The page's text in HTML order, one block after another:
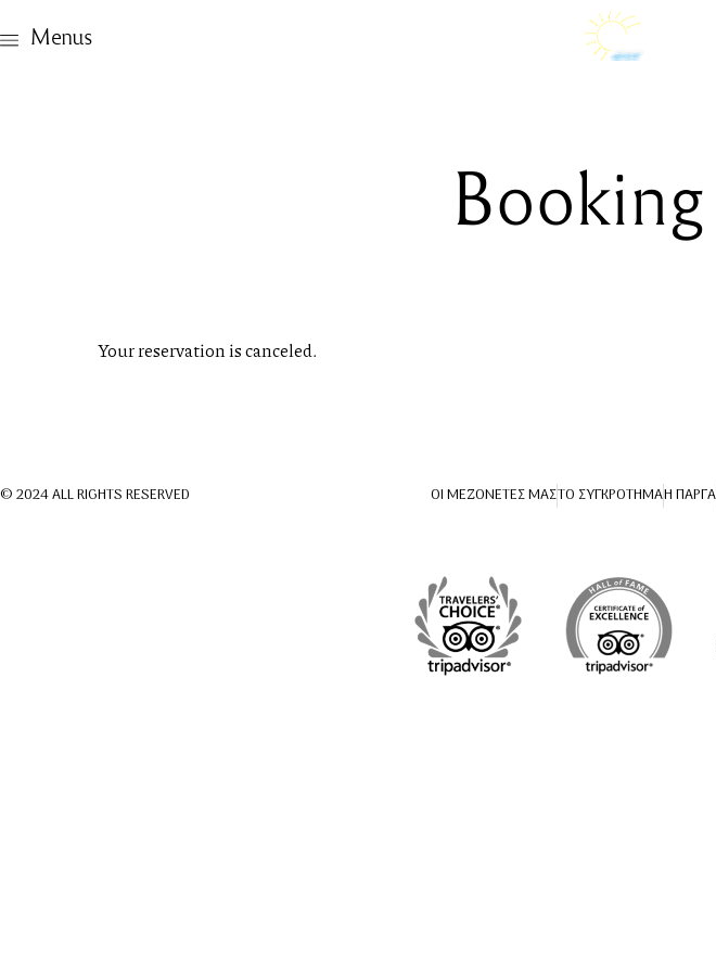
Menus
Your reservation is canceled.
© 2024 ALL RIGHTS RESERVED ΟΙ ΜΕΖΟΝΈΤΕΣ ΜΑΣΤΟ ΣΥΓΚΡΌΤΗΜΑΗ ΠΆΡΓΑ